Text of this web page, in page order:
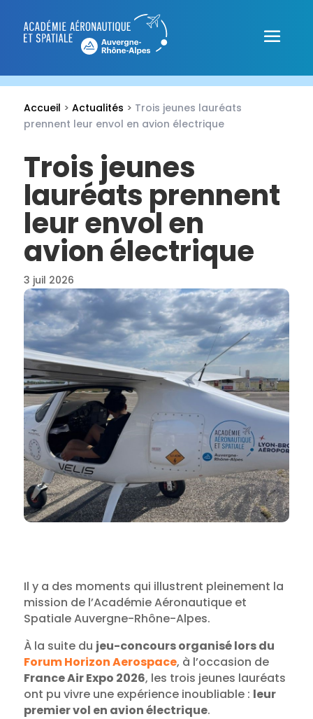
Accueil > Actualités > Trois jeunes lauréats
prennent leur envol en avion électrique
Trois jeunes
lauréats prennent
leur envol en
avion électrique
3 juil 2026
Il y a des moments qui illustrent pleinement la
mission de l’Académie Aéronautique et
Spatiale Auvergne-Rhône-Alpes.
À la suite du jeu-concours organisé lors du
Forum Horizon Aerospace, à l’occasion de
France Air Expo 2026, les trois jeunes lauréats
ont pu vivre une expérience inoubliable : leur
premier vol en avion électrique.